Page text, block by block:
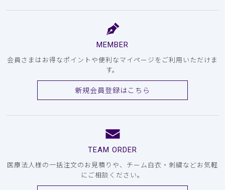
MEMBER
会員さまはお得なポイントや便利なマイページをご利用いただけま
す。
新規会員登録はこちら
TEAM ORDER
医療法人様の一括注文のお見積りや、チーム白衣・刺繍などお気軽
にご相談ください。